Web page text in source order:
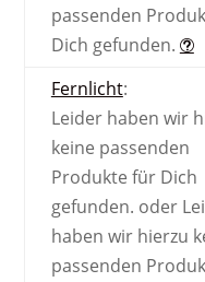
passenden
Dich gefunden.
Fernlicht:
Leider haben wir
keine passenden
Produkte für Dich
gefunden. oder
haben wir hierzu
passenden